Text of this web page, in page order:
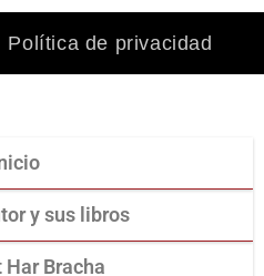
Política de privacidad
y sus libros
Har Bracha